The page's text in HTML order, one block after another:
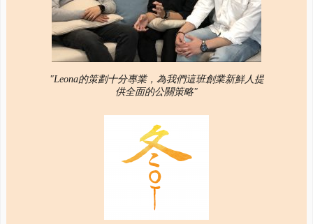
"Leona的策劃十分專業，為我們這班創業新鮮人提
供全面的公關策略"